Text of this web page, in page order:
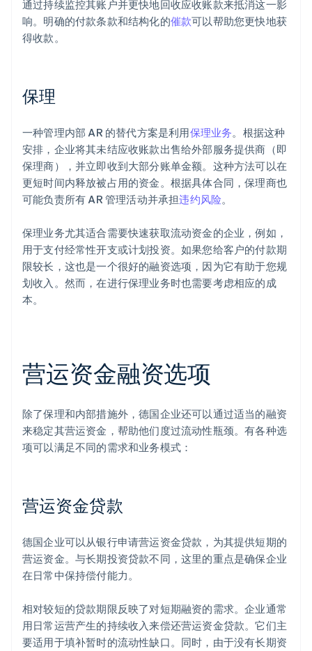
通过持续监控其账户并更快地回收应收账款来抵消这一影
响。明确的付款条款和结构化的催款可以帮助您更快地获
得收款。
保理
一种管理内部 AR 的替代方案是利用保理业务。根据这种
安排，企业将其未结应收账款出售给外部服务提供商（即
保理商），并立即收到大部分账单金额。这种方法可以在
更短时间内释放被占用的资金。根据具体合同，保理商也
可能负责所有 AR 管理活动并承担违约风险。
保理业务尤其适合需要快速获取流动资金的企业，例如，
用于支付经常性开支或计划投资。如果您给客户的付款期
限较长，这也是一个很好的融资选项，因为它有助于您规
划收入。然而，在进行保理业务时也需要考虑相应的成
本。
营运资金融资选项
除了保理和内部措施外，德国企业还可以通过适当的融资
来稳定其营运资金，帮助他们度过流动性瓶颈。有各种选
项可以满足不同的需求和业务模式：
营运资金贷款
德国企业可以从银行申请营运资金贷款，为其提供短期的
营运资金。与长期投资贷款不同，这里的重点是确保企业
在日常中保持偿付能力。
相对较短的贷款期限反映了对短期融资的需求。企业通常
用日常运营产生的持续收入来偿还营运资金贷款。它们主
要适用于填补暂时的流动性缺口。同时，由于没有长期资